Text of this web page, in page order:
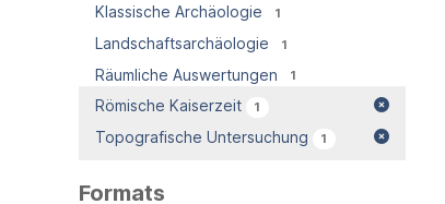
Klassische Archäologie 1
Landschaftsarchäologie 1
Räumliche Auswertungen 1
Römische Kaiserzeit 1
Topografische Untersuchung 1
Formats